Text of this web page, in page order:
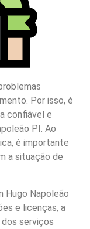
Por isso, é
confiável e
PI. Ao
é importante
a situação de
Hugo Napoleão
e licenças, a
serviços